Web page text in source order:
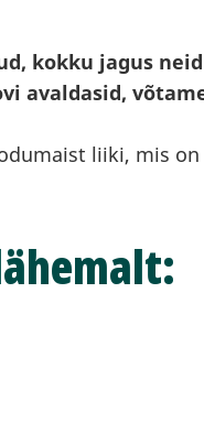
kokku jagus
avaldasid,
liiki, mis